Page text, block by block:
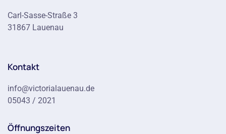
Carl-Sasse-Straße 3
31867 Lauenau
Kontakt
info@victorialauenau.de
05043 / 2021
Öffnungszeiten